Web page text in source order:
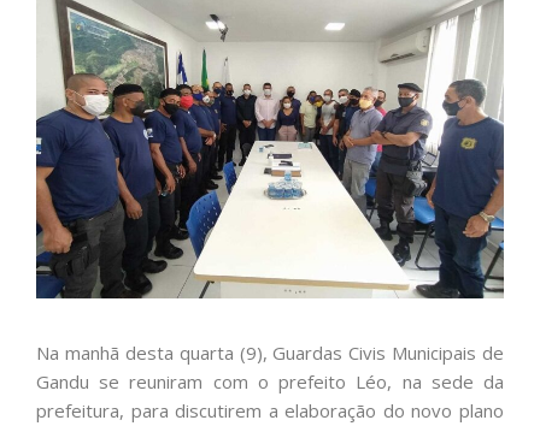
Na manhã desta quarta (9), Guardas Civis Municipais de
Gandu se reuniram com o prefeito Léo, na sede da
prefeitura, para discutirem a elaboração do novo plano